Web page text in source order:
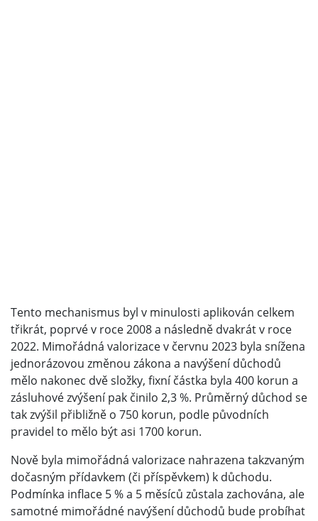
Tento mechanismus byl v minulosti aplikován celkem
třikrát, poprvé v roce 2008 a následně dvakrát v roce
2022. Mimořádná valorizace v červnu 2023 byla snížena
jednorázovou změnou zákona a navýšení důchodů
mělo nakonec dvě složky, fixní částka byla 400 korun a
zásluhové zvýšení pak činilo 2,3 %. Průměrný důchod se
tak zvýšil přibližně o 750 korun, podle původních
pravidel to mělo být asi 1700 korun.
Nově byla mimořádná valorizace nahrazena takzvaným
dočasným přídavkem (či příspěvkem) k důchodu.
Podmínka inflace 5 % a 5 měsíců zůstala zachována, ale
samotné mimořádné navýšení důchodů bude probíhat